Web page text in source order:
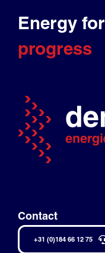
Energy for
progress
Contact
+31 (0)184 66 12 75